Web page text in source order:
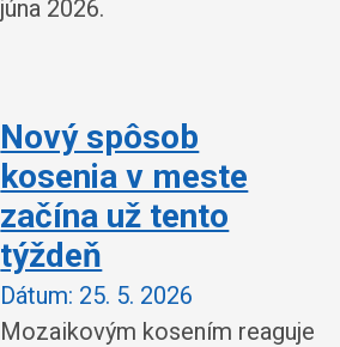
júna 2026.
Nový spôsob
kosenia v meste
začína už tento
týždeň
Dátum: 25. 5. 2026
Mozaikovým kosením reaguje